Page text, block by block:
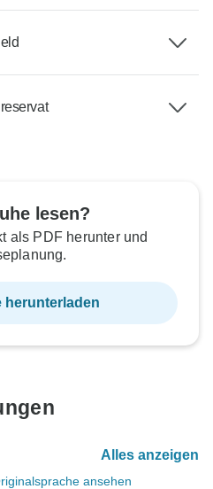
lesen?
als PDF herunter und
herunterladen
Alles anzeigen
ansehen